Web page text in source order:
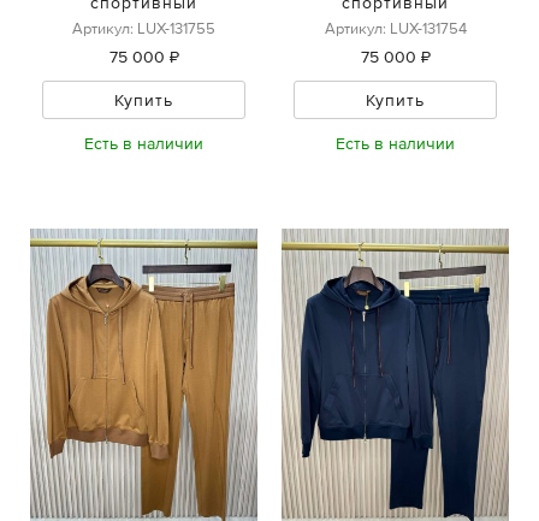
Артикул: LUX-131755
75 000 ₽
Купить
Есть в наличии
Артикул: LUX-131754
75 000 ₽
Купить
Есть в наличии